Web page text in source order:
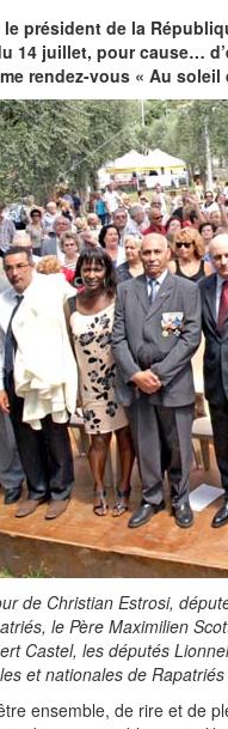
président de la
14 juillet, pour cause…
rendez-vous « Au
de Christian Estrosi,
le Père Maximilien
Castel, les députés
et nationales de Rapatriés
ensemble, de rire et de